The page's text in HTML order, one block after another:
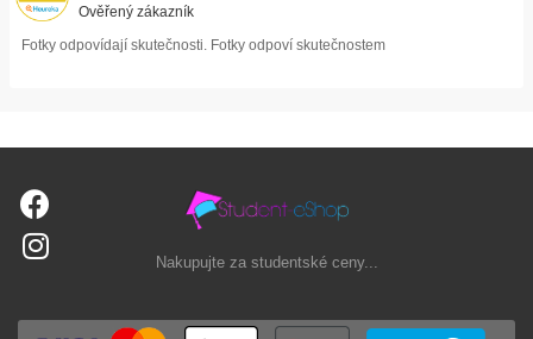
Ověřený zákazník
Fotky odpovídají skutečnosti. Fotky odpoví skutečnostem
Nakupujte za studentské ceny...